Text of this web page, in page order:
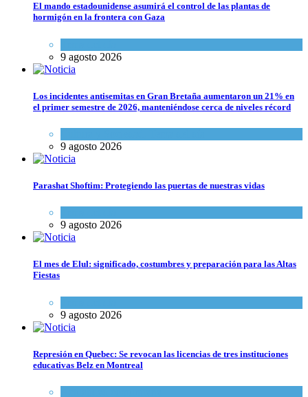
El mando estadounidense asumirá el control de las plantas de
hormigón en la frontera con Gaza
9 agosto 2026
Los incidentes antisemitas en Gran Bretaña aumentaron un 21% en
el primer semestre de 2026, manteniéndose cerca de niveles récord
9 agosto 2026
Parashat Shoftim: Protegiendo las puertas de nuestras vidas
9 agosto 2026
El mes de Elul: significado, costumbres y preparación para las Altas
Fiestas
9 agosto 2026
Represión en Quebec: Se revocan las licencias de tres instituciones
educativas Belz en Montreal